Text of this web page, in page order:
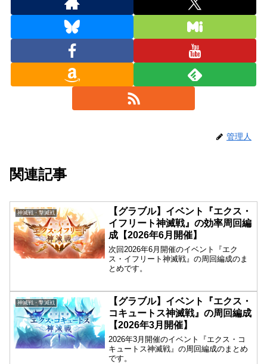
管理人
関連記事
神滅戦・撃滅戦
【グラブル】イベント『エクス・
イフリート神滅戦』の効率周回編
成【2026年6月開催】
次回2026年6月開催のイベント『エク
ス・イフリート神滅戦』の周回編成のま
とめです。
神滅戦・撃滅戦
【グラブル】イベント『エクス・
コキュートス神滅戦』の周回編成
【2026年3月開催】
2026年3月開催のイベント『エクス・コ
キュートス神滅戦』の周回編成のまとめ
です。